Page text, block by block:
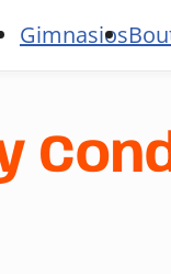
Gimnasios